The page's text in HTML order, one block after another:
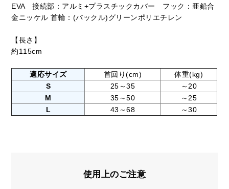
EVA 接続部：アルミ+プラスチックカバー フック：亜鉛合
金ニッケル 首輪：(バックル)グリーンポリエチレン
【長さ】
約115cm
適応サイズ 首回り(cm)
体重(kg)
S
25～35
～20
M
35～50
～25
L
43～68 ～30
使用上のご注意